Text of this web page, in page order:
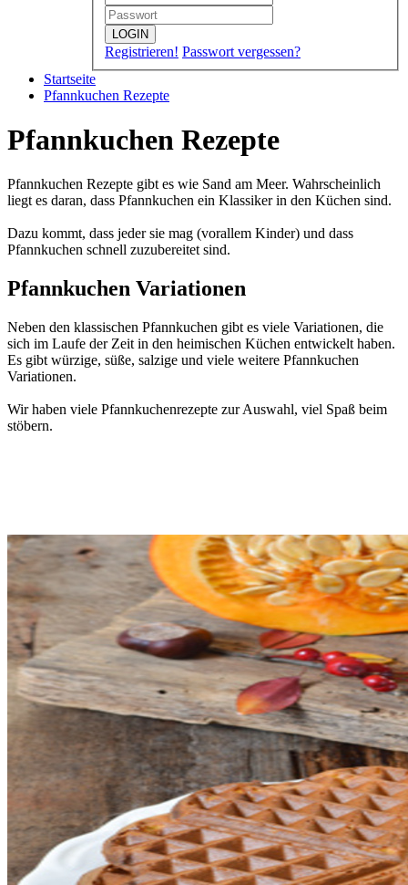
LOGIN
Registrieren! Passwort vergessen?
Startseite
Pfannkuchen Rezepte
Pfannkuchen Rezepte
Pfannkuchen Rezepte gibt es wie Sand am Meer. Wahrscheinlich
liegt es daran, dass Pfannkuchen ein Klassiker in den Küchen sind.
Dazu kommt, dass jeder sie mag (vorallem Kinder) und dass
Pfannkuchen schnell zuzubereitet sind.
Pfannkuchen Variationen
Neben den klassischen Pfannkuchen gibt es viele Variationen, die
sich im Laufe der Zeit in den heimischen Küchen entwickelt haben.
Es gibt würzige, süße, salzige und viele weitere Pfannkuchen
Variationen.
Wir haben viele Pfannkuchenrezepte zur Auswahl, viel Spaß beim
stöbern.